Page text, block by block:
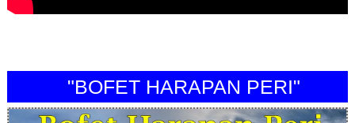
"BOFET HARAPAN PERI"